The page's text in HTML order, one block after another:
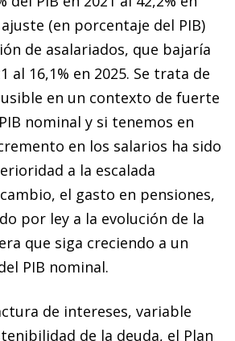
(en porcentaje del PIB)
de asalariados, que bajaría
al 16,1% en 2025. Se trata de
en un contexto de fuerte
nominal y si tenemos en
en los salarios ha sido
a la escalada
el gasto en pensiones,
por ley a la evolución de la
que siga creciendo a un
PIB nominal.
de intereses, variable
de la deuda, el Plan